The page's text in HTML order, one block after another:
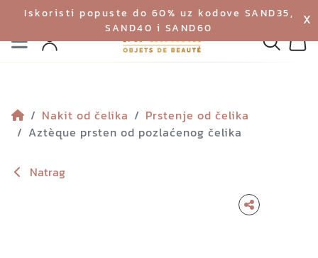
Iskoristi popuste do 60% uz kodove SAND35,
SAND40 i SAND60
X
Izbornik
Profil
Nakit od čelika
Prstenje od čelika
Aztèque prsten od pozlaćenog čelika
Natrag